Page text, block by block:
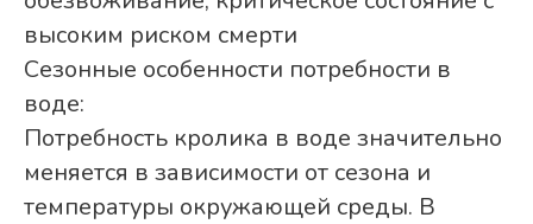
высоким риском смерти
Сезонные особенности потребности в
воде:
Потребность кролика в воде значительно
меняется в зависимости от сезона и
температуры окружающей среды. В